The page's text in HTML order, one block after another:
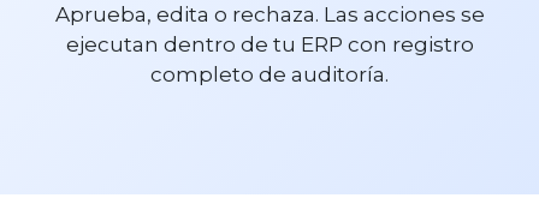
Aprueba, edita o rechaza. Las acciones se
ejecutan dentro de tu ERP con registro
completo de auditoría.